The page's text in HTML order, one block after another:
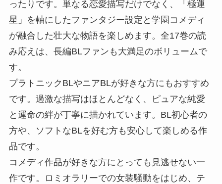
ったりです。単なる恋愛描写だけでなく、「極運
星」を軸にしたファンタジー設定と学園コメディ
が融合した壮大な物語を楽しめます。全17巻の読
み応えは、長編BLファンも大満足のボリュームで
す。
プラトニックBLやニアBLが好きな方にもおすすめ
です。過激な描写はほとんどなく、ピュアな純愛
と運命の絆が丁寧に描かれています。BL初心者の
方や、ソフトなBLを好む方も安心して楽しめる作
品です。
コメディ作品が好きな方にとっても見逃せない一
作です。ロミオラリーでの女装騒動をはじめ、テ